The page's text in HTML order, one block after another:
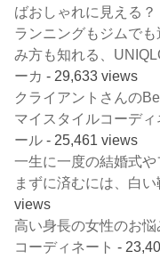
ばおしゃれに見える？
ランニングもジムで
み方も知れる、
ーカ - 29,633 views
クライアントさんの
マイスタイルコーデ
ール - 25,461 views
一生に一度の結婚式
まずに済むには、白い
views
高い身長の女性のお
コーディネート -